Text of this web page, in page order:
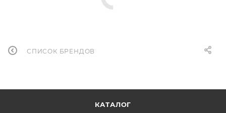
СПИСОК БРЕНДОВ
КАТАЛОГ